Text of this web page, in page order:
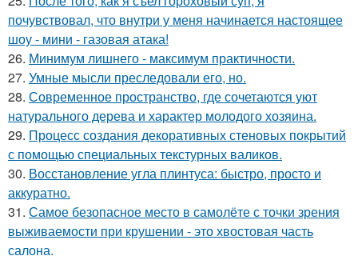
почувствовал, что внутри у меня начинается настоящее
шоу - мини - газовая атака!
26. Минимум лишнего - максимум практичности.
27. Умные мысли преследовали его, но.
28. Современное пространство, где сочетаются уют
натурального дерева и характер молодого хозяина.
29. Процесс создания декоративных стеновых покрытий
с помощью специальных текстурных валиков.
30. Восстановление угла плинтуса: быстро, просто и
аккуратно.
31. Самое безопасное место в самолёте с точки зрения
выживаемости при крушении - это хвостовая часть
салона.